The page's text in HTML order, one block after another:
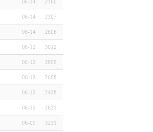
06-14 2160
06-14 2307
06-14 2606
06-12 3012
06-12 2899
06-12 2608
06-12 2428
06-12 2631
06-09 3231